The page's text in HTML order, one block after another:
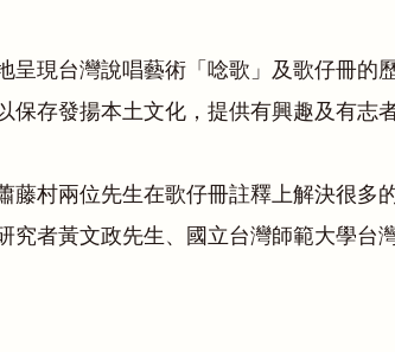
呈現台灣說唱藝術「唸歌」及歌仔冊
保存發揚本土文化，提供有興趣及有志
藤村兩位先生在歌仔冊註釋上解決很
究者黃文政先生、國立台灣師範大學台